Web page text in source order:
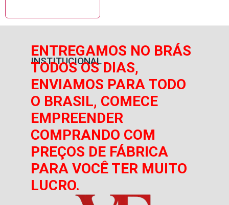
INSTITUCIONAL
ENTREGAMOS NO BRÁS
TODOS OS DIAS,
ENVIAMOS PARA TODO
O BRASIL, COMECE
EMPREENDER
COMPRANDO COM
PREÇOS DE FÁBRICA
PARA VOCÊ TER MUITO
LUCRO.